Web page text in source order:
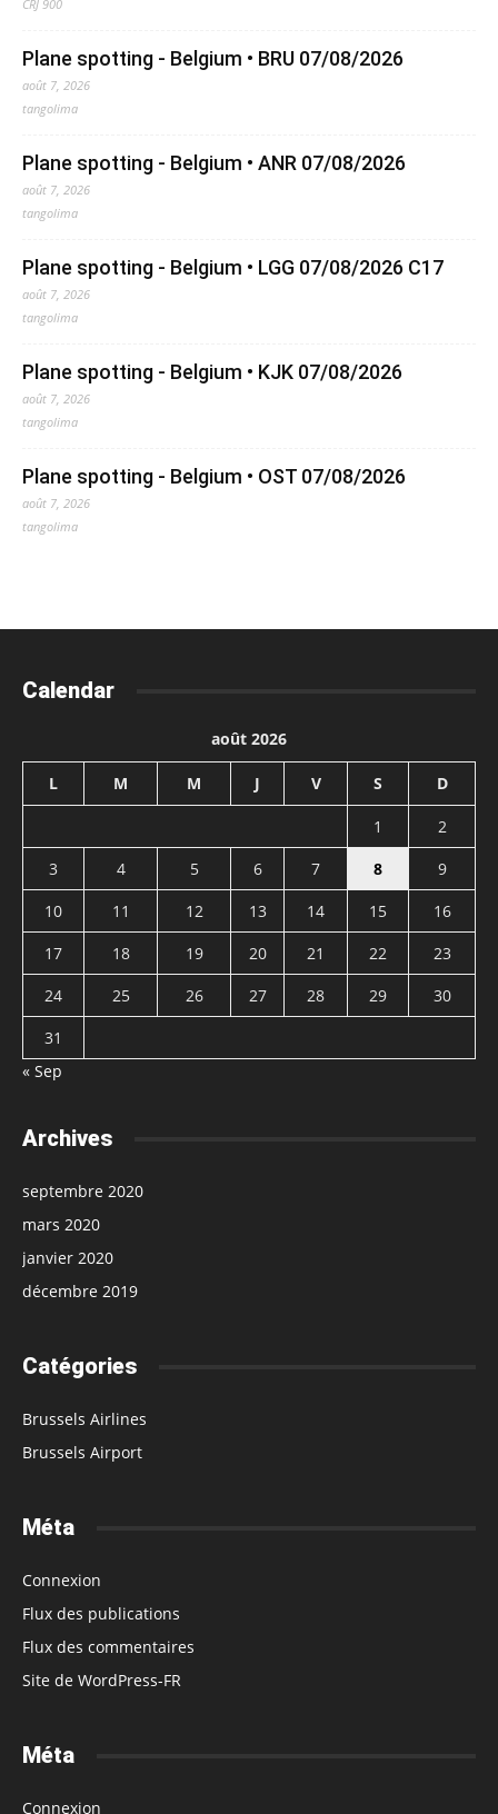
CRJ 900
Plane spotting - Belgium • BRU 07/08/2026
août 7, 2026
tangolima
Plane spotting - Belgium • ANR 07/08/2026
août 7, 2026
tangolima
Plane spotting - Belgium • LGG 07/08/2026 C17
août 7, 2026
tangolima
Plane spotting - Belgium • KJK 07/08/2026
août 7, 2026
tangolima
Plane spotting - Belgium • OST 07/08/2026
août 7, 2026
tangolima
Calendar
août 2026
L M M J V S D
1
2
3
4 5 6 7 8
9
10
11 12 13 14 15
16
17
18 19 20 21 22
23
24
25 26 27 28 29
30
31
« Sep
Archives
septembre 2020
mars 2020
janvier 2020
décembre 2019
Catégories
Brussels Airlines
Brussels Airport
Méta
Connexion
Flux des publications
Flux des commentaires
Site de WordPress-FR
Méta
Connexion